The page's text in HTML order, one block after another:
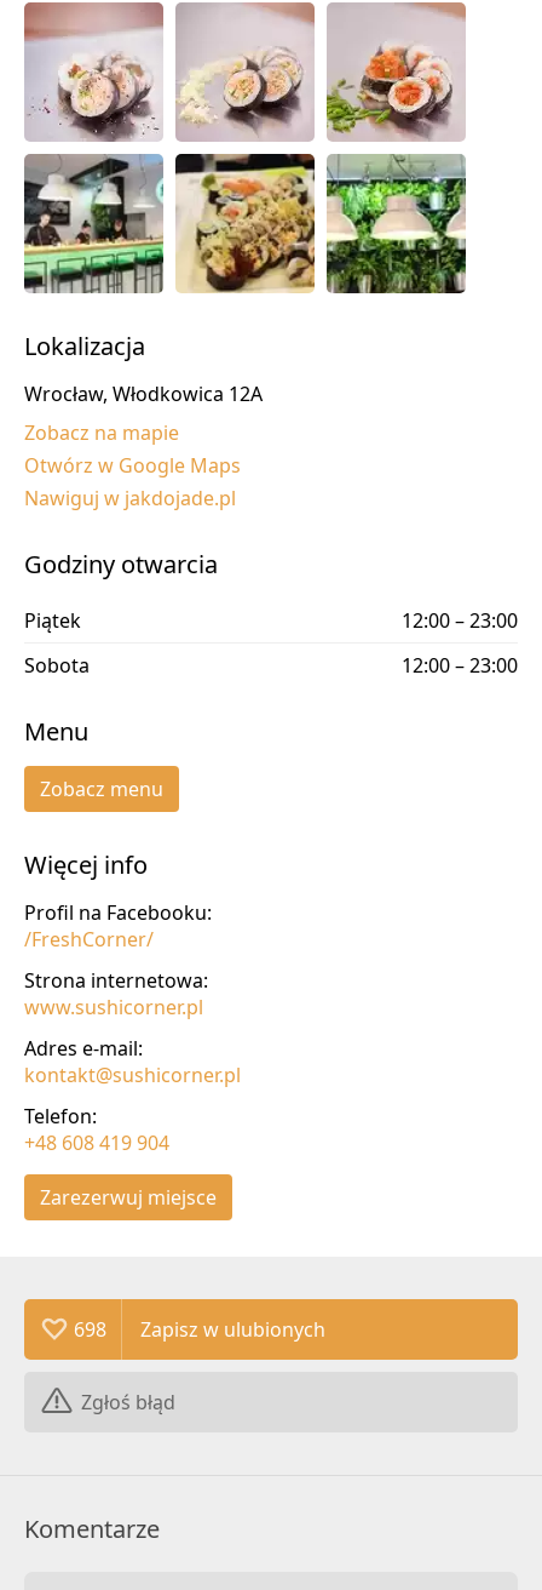
Lokalizacja
Wrocław, Włodkowica 12A
Zobacz na mapie
Otwórz w Google Maps
Nawiguj w jakdojade.pl
Godziny otwarcia
Piątek
12:00 – 23:00
Sobota
12:00 – 23:00
Menu
Zobacz menu
Więcej info
Profil na Facebooku:
/FreshCorner/
Strona internetowa:
www.sushicorner.pl
Adres e-mail:
kontakt@sushicorner.pl
Telefon:
+48 608 419 904
Zarezerwuj miejsce
698
Zgłoś błąd
Komentarze